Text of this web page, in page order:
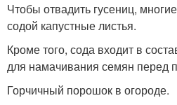
Чтобы отвадить гусениц,
содой капустные листья.
Кроме того, сода входит в
для намачивания семян перед
Горчичный порошок в огороде.